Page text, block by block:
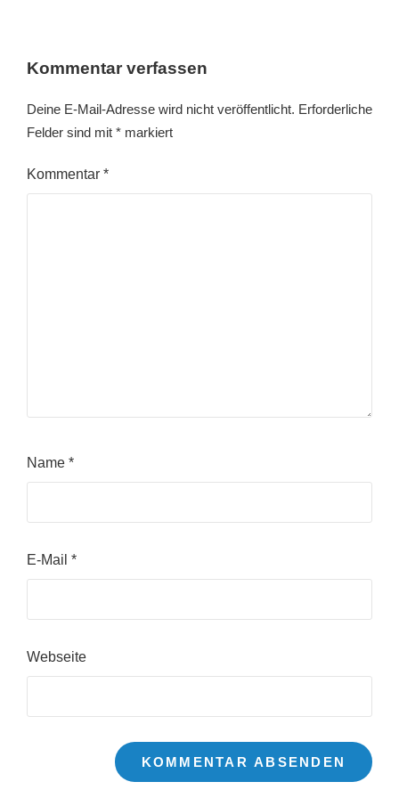
Kommentar verfassen
Deine E-Mail-Adresse wird nicht veröffentlicht. Erforderliche
Felder sind mit * markiert
Kommentar *
Name *
E-Mail *
Webseite